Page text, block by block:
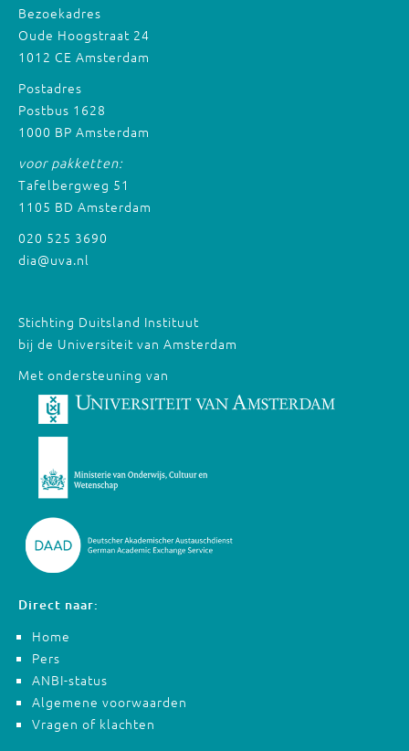
Bezoekadres
Oude Hoogstraat 24
1012 CE Amsterdam
Postadres
Postbus 1628
1000 BP Amsterdam
voor pakketten:
Tafelbergweg 51
1105 BD Amsterdam
020 525 3690
dia@uva.nl
Stichting Duitsland Instituut
bij de Universiteit van Amsterdam
Met ondersteuning van
Direct naar:
Home
Pers
ANBI-status
Algemene voorwaarden
Vragen of klachten